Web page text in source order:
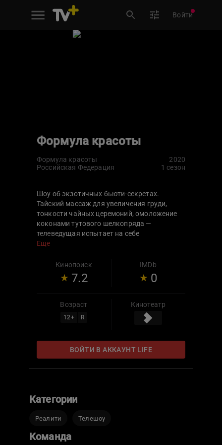
Войти
Формула красоты
Формула красоты
2020
Российская Федерация
1 сезон
Шоу об экзотичных бьюти-секретах.
Тайский массаж для увеличения груди,
тонкости чайных церемоний, омоложение
коконами тутового шелкопряда —
телеведущая испытает на себе
экстравагантные процедуры красоты.
Еще
Кинопоиск
7.2
IMDb
0
Возраст
12+ R
Кинотеатр
ВОЙТИ В АККАУНТ LIFE
Категории
Реалити Телешоу
Команда